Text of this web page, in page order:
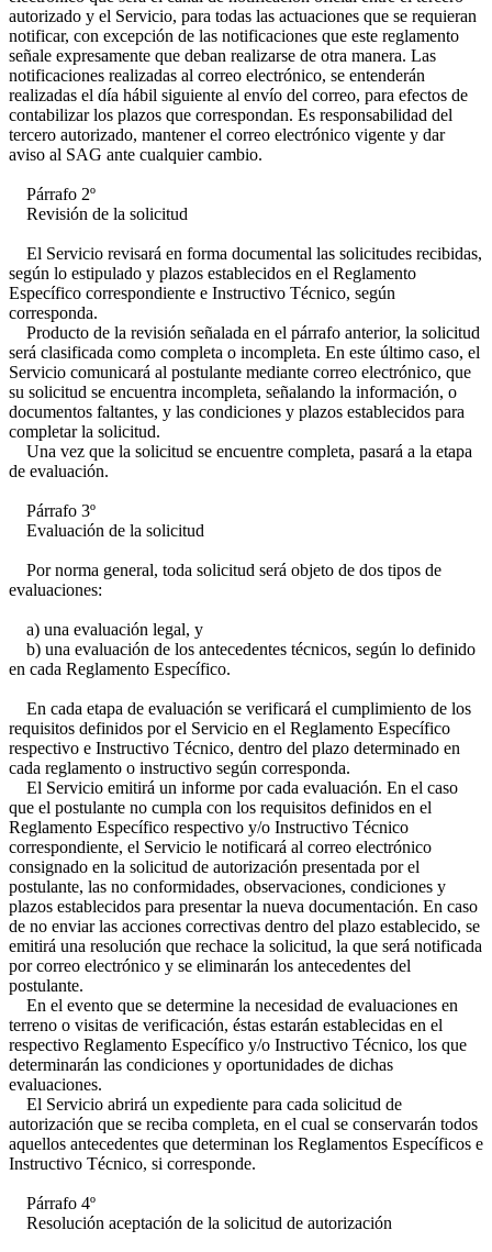
autorizado y el Servicio, para todas las actuaciones que se requieran
notificar, con excepción de las notificaciones que este reglamento
señale expresamente que deban realizarse de otra manera. Las
notificaciones realizadas al correo electrónico, se entenderán
realizadas el día hábil siguiente al envío del correo, para efectos de
contabilizar los plazos que correspondan. Es responsabilidad del
tercero autorizado, mantener el correo electrónico vigente y dar
aviso al SAG ante cualquier cambio.
Párrafo 2º
Revisión de la solicitud
El Servicio revisará en forma documental las solicitudes recibidas,
según lo estipulado y plazos establecidos en el Reglamento
Específico correspondiente e Instructivo Técnico, según
corresponda.
Producto de la revisión señalada en el párrafo anterior, la solicitud
será clasificada como completa o incompleta. En este último caso, el
Servicio comunicará al postulante mediante correo electrónico, que
su solicitud se encuentra incompleta, señalando la información, o
documentos faltantes, y las condiciones y plazos establecidos para
completar la solicitud.
Una vez que la solicitud se encuentre completa, pasará a la etapa
de evaluación.
Párrafo 3º
Evaluación de la solicitud
Por norma general, toda solicitud será objeto de dos tipos de
evaluaciones:
a) una evaluación legal, y
b) una evaluación de los antecedentes técnicos, según lo definido
en cada Reglamento Específico.
En cada etapa de evaluación se verificará el cumplimiento de los
requisitos definidos por el Servicio en el Reglamento Específico
respectivo e Instructivo Técnico, dentro del plazo determinado en
cada reglamento o instructivo según corresponda.
El Servicio emitirá un informe por cada evaluación. En el caso
que el postulante no cumpla con los requisitos definidos en el
Reglamento Específico respectivo y/o Instructivo Técnico
correspondiente, el Servicio le notificará al correo electrónico
consignado en la solicitud de autorización presentada por el
postulante, las no conformidades, observaciones, condiciones y
plazos establecidos para presentar la nueva documentación. En caso
de no enviar las acciones correctivas dentro del plazo establecido, se
emitirá una resolución que rechace la solicitud, la que será notificada
por correo electrónico y se eliminarán los antecedentes del
postulante.
En el evento que se determine la necesidad de evaluaciones en
terreno o visitas de verificación, éstas estarán establecidas en el
respectivo Reglamento Específico y/o Instructivo Técnico, los que
determinarán las condiciones y oportunidades de dichas
evaluaciones.
El Servicio abrirá un expediente para cada solicitud de
autorización que se reciba completa, en el cual se conservarán todos
aquellos antecedentes que determinan los Reglamentos Específicos e
Instructivo Técnico, si corresponde.
Párrafo 4º
Resolución aceptación de la solicitud de autorización